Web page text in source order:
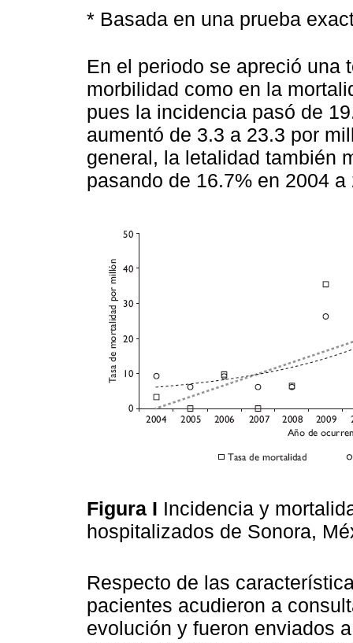
* Basada en una prueba
En el periodo se apreció una
morbilidad como en la
pues la incidencia pasó de
aumentó de 3.3 a 23.3 por
general, la letalidad también
pasando de 16.7% en 2004
Figura I Incidencia y
hospitalizados de Sonora,
Respecto de las
pacientes acudieron a
evolución y fueron enviados